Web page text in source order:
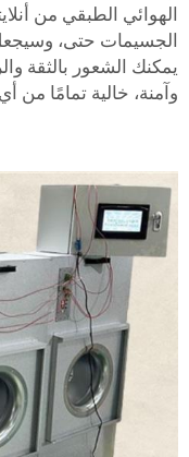
الهوائي الطبقي من
الجسيمات حتى،
يمكنك الشعور بالثقة
وآمنة، خالية تمامًا من